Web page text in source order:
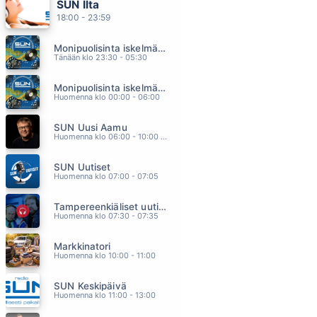
SINÄ KESÄNÄ
KAROLIINA
POKKA
SUN Ilta
18:00 - 23:59
Monipuolisinta iskelmää ja parasta poppia
Tänään klo 23:30 - 05:30
Monipuolisinta iskelmää ja parasta poppia
Huomenna klo 00:00 - 06:00
SUN Uusi Aamu
Huomenna klo 06:00 - 10:00 - Studiossa: Kimmo Hoivassilta
SUN Uutiset
Huomenna klo 07:00 - 07:05
Tampereenkiäliset uutiset
Huomenna klo 07:30 - 07:35
Markkinatori
Huomenna klo 10:00 - 11:00
SUN Keskipäivä
Huomenna klo 11:00 - 13:00